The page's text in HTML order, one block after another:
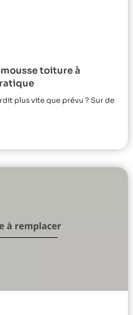
toiture à
plus vite que prévu ? Sur de